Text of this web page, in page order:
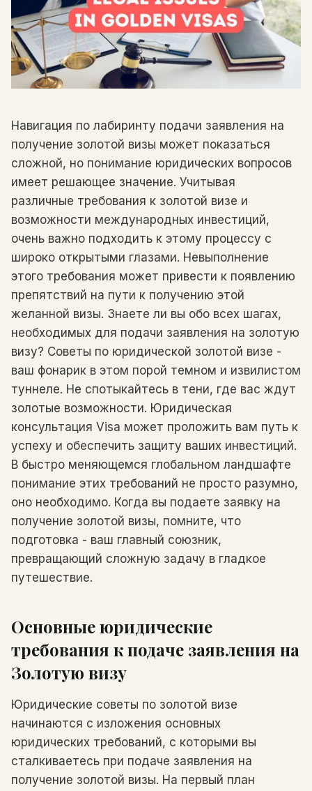
Навигация по лабиринту подачи заявления на
получение золотой визы может показаться
сложной, но понимание юридических вопросов
имеет решающее значение. Учитывая
различные требования к золотой визе и
возможности международных инвестиций,
очень важно подходить к этому процессу с
широко открытыми глазами. Невыполнение
этого требования может привести к появлению
препятствий на пути к получению этой
желанной визы. Знаете ли вы обо всех шагах,
необходимых для подачи заявления на золотую
визу? Советы по юридической золотой визе -
ваш фонарик в этом порой темном и извилистом
туннеле. Не спотыкайтесь в тени, где вас ждут
золотые возможности. Юридическая
консультация Visa может проложить вам путь к
успеху и обеспечить защиту ваших инвестиций.
В быстро меняющемся глобальном ландшафте
понимание этих требований не просто разумно,
оно необходимо. Когда вы подаете заявку на
получение золотой визы, помните, что
подготовка - ваш главный союзник,
превращающий сложную задачу в гладкое
путешествие.
Основные юридические
требования к подаче заявления на
Золотую визу
Юридические советы по золотой визе
начинаются с изложения основных
юридических требований, с которыми вы
сталкиваетесь при подаче заявления на
получение золотой визы. На первый план